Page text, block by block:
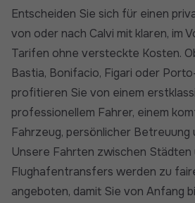
Entscheiden Sie sich für einen
von oder nach Calvi mit klaren, im
Tarifen ohne versteckte Kosten.
Bastia, Bonifacio, Figari oder
profitieren Sie von einem
professionellem Fahrer, einem
Fahrzeug, persönlicher Betreuung
Unsere Fahrten zwischen Städten
Flughafentransfers werden zu
angeboten, damit Sie von Anfang